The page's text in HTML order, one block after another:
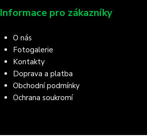
Informace pro zákazníky
O nás
Fotogalerie
Kontakty
Doprava a platba
Obchodní podmínky
Ochrana soukromí